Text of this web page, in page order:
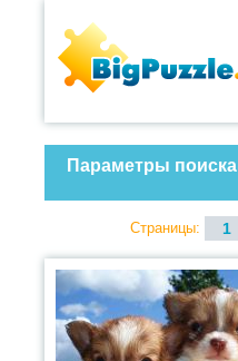
Параметры поиска
Страницы: 1